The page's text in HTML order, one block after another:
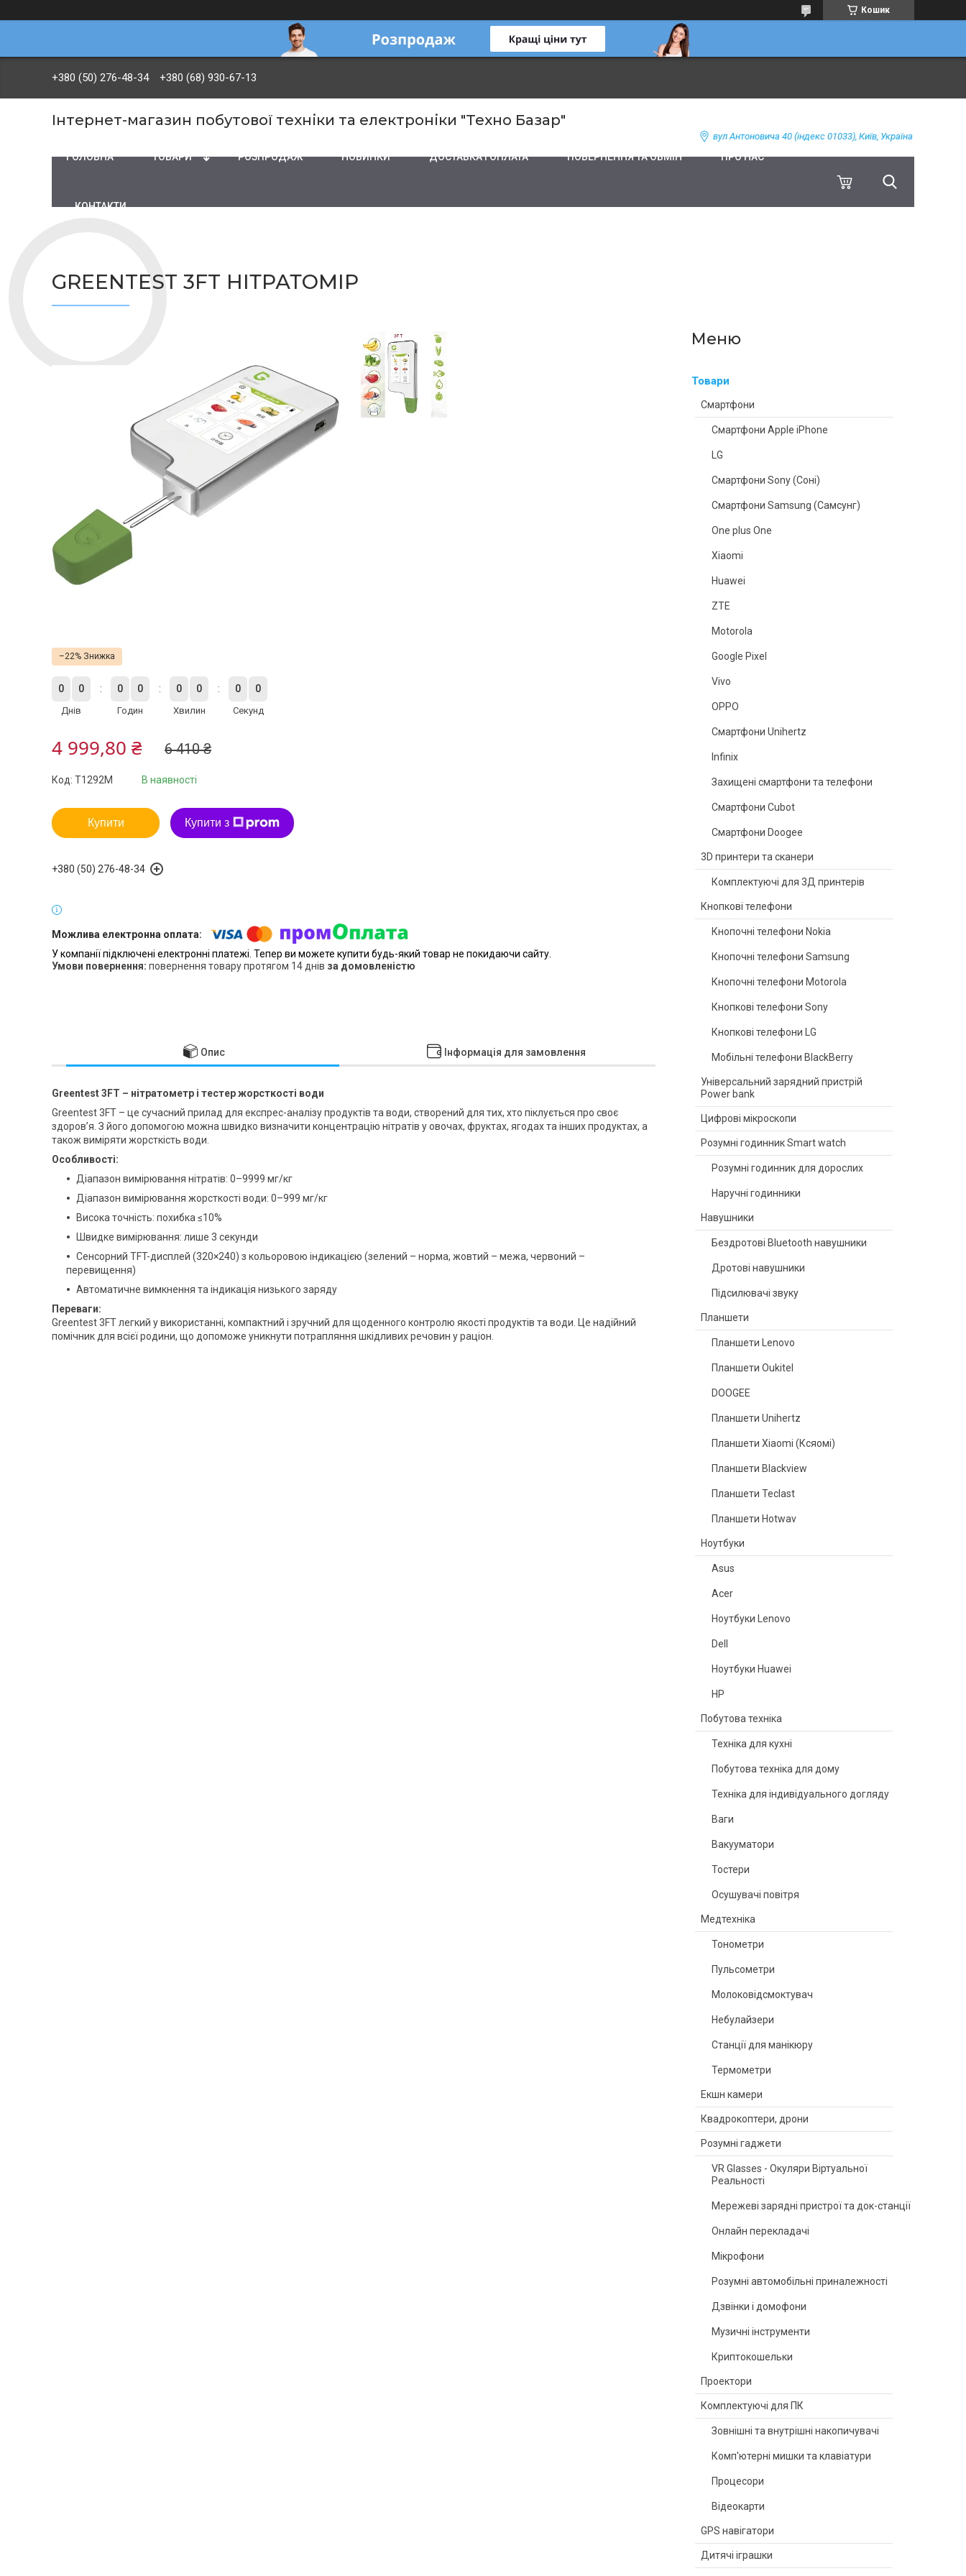
Кошик
+380 (50) 276-48-34 +380 (68) 930-67-13
Інтернет-магазин побутової техніки та електроніки "Техно Базар"
вул Антоновича 40 (індекс 01033), Київ, Україна
ГОЛОВНА ТОВАРИ PОЗПРОДАЖ НОВИНКИ ДОСТАВКА І ОПЛАТА ПОВЕРНЕННЯ ТА ОБМІН ПРО НАС
КОНТАКТИ
GREENTEST 3FT НІТРАТОМІР
Товари
Смартфони
Смартфони Apple iPhone
LG
Смартфони Sony (Соні)
Смартфони Samsung (Самсунг)
One plus One
Xiaomi
Huawei
ZTE
Motorola
Google Pixel
Vivo
OPPO
Смартфони Unihertz
Infinix
Захищені смартфони та телефони
Смартфони Cubot
Смартфони Doogee
3D принтери та сканери
Комплектуючі для 3Д принтерів
Кнопкові телефони
Кнопочні телефони Nokia
Кнопочні телефони Samsung
Кнопочні телефони Motorola
Кнопкові телефони Sony
Кнопкові телефони LG
Мобільні телефони BlackBerry
Універсальний зарядний пристрій
Power bank
Цифрові мікроскопи
Розумні годинник Smart watch
Розумні годинник для дорослих
Наручні годинники
Навушники
Бездротові Bluetooth навушники
Дротові навушники
Підсилювачі звуку
Планшети
Планшети Lenovo
Планшети Oukitel
DOOGEE
Планшети Unihertz
Планшети Xiaomi (Ксяомі)
Планшети Blackview
Планшети Teclast
Планшети Hotwav
Ноутбуки
Asus
Acer
Ноутбуки Lenovo
Dell
Ноутбуки Huawei
HP
Побутова техніка
Техніка для кухні
Побутова техніка для дому
Техніка для індивідуального догляду
Ваги
Вакууматори
Тостери
Осушувачі повітря
Медтехніка
Тонометри
Пульсометри
Молоковідсмоктувач
Небулайзери
Станції для манікюру
Термометри
Екшн камери
Квадрокоптери, дрони
Розумні гаджети
VR Glasses - Окуляри Віртуальної
Реальності
Мережеві зарядні пристрої та док-станції
Онлайн перекладачі
Мікрофони
Розумні автомобільні приналежності
Дзвінки і домофони
Музичні інструменти
Криптокошельки
Проектори
Комплектуючі для ПК
Зовнішні та внутрішні накопичувачі
Комп'ютерні мишки та клавіатури
Процесори
Відеокарти
GPS навігатори
Дитячі іграшки
–22%
0 0
Днів
0 0
Годин
0 0
Хвилин
0 0
Секунд
6 410 ₴
4 999,80 ₴
В наявності
Код: T1292M
Купити Купити з
+380 (50) 276-48-34
У компанії підключені електронні платежі. Тепер ви можете купити будь-який товар не покидаючи сайту.
повернення товару протягом 14 днів за домовленістю
Опис Інформація для замовлення
Greentest 3FT – нітратометр і тестер жорсткості води
Greentest 3FT – це сучасний прилад для експрес-аналізу продуктів та води, створений для тих, хто піклується про своє
здоров’я. З його допомогою можна швидко визначити концентрацію нітратів у овочах, фруктах, ягодах та інших продуктах, а
також виміряти жорсткість води.
Особливості:
Діапазон вимірювання нітратів: 0–9999 мг/кг
Діапазон вимірювання жорсткості води: 0–999 мг/кг
Висока точність: похибка ≤10%
Швидке вимірювання: лише 3 секунди
Сенсорний TFT-дисплей (320×240) з кольоровою індикацією (зелений – норма, жовтий – межа, червоний –
перевищення)
Автоматичне вимкнення та індикація низького заряду
Переваги:
Greentest 3FT легкий у використанні, компактний і зручний для щоденного контролю якості продуктів та води. Це надійний
помічник для всієї родини, що допоможе уникнути потрапляння шкідливих речовин у раціон.